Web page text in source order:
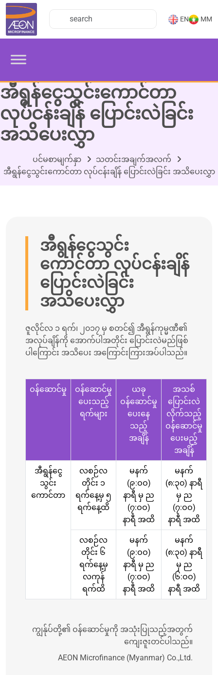
EN MM
အီရွန်ငွေသွင်းကောင်တာ
လုပ်ငန်းချိန် ပြောင်းလဲခြင်း
အသိပေးလွှာ
ပင်မစာမျက်နှာ
သတင်းအချက်အလက်
အီရွန်ငွေသွင်းကောင်တာ လုပ်ငန်းချိန် ပြောင်းလဲခြင်း အသိပေးလွှာ
အီရွန်ငွေသွင်း
ကောင်တာ လုပ်ငန်းချိန်
ပြောင်းလဲခြင်း
အသိပေးလွှာ
ဇူလိုင်လ ၁ ရက်၊ ၂၀၁၇ မှ စတင်၍ အီရွန်ကုမ္မဏီ၏
အလုပ်ချိန်ကို အောက်ပါအတိုင်း ပြောင်းလဲမည်ဖြစ်
ပါကြောင်း အသိပေး အကြောင်းကြားအပ်ပါသည်။
ဝန်ဆောင်မှု
ဝန်ဆောင်မှု
ပေးသည့်
ရက်များ
ယခု
ဝန်ဆောင်မှု
ပေးနေ
သည့်
အချိန်
အသစ်
ပြောင်းလဲ
လိုက်သည့်
ဝန်ဆောင်မှု
ပေးမည့်
အချိန်
အီရွန်ငွေ
သွင်း
ကောင်တာ
လစဉ်လ
တိုင်း ၁
ရက်နေ့မှ ၅
ရက်နေ့ထိ
မနက်
(၉:ဝဝ)
နာရီ မှ ည
(၇:ဝဝ)
နာရီ အထိ
မနက်
(၈:၃၀) နာရီ
မှ ည
(၇:ဝဝ)
နာရီ အထိ
လစဉ်လ
တိုင်း ၆
ရက်နေ့မှ
လကုန်
ရက်ထိ
မနက်
(၉:ဝဝ)
နာရီ မှ ည
(၇:ဝဝ)
နာရီ အထိ
မနက်
(၈:၃၀) နာရီ
မှ ည
(၆:ဝဝ)
နာရီ အထိ
ကျွန်ုပ်တို့၏ ဝန်ဆောင်မှုကို အသုံးပြုသည့်အတွက်
ကျေးဇူးတင်ပါသည်။
AEON Microfinance (Myanmar) Co.,Ltd.